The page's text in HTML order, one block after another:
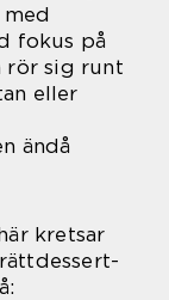
fokus på
rör sig runt
eller
ändå
kretsar